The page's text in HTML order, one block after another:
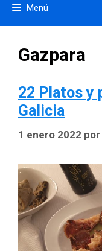
Menú
Gazpara
22 Platos y
Galicia
1 enero 2022 por